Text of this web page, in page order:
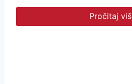
Pročitaj